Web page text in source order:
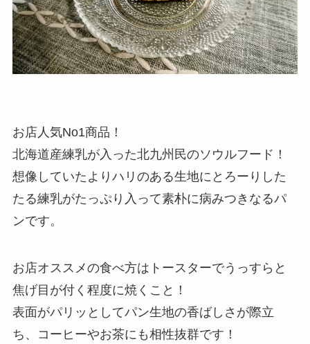
お店人気No1商品！
北海道産練乳が入った北九州民のソウルフード！
想像していたよりハリのある生地にとろーりした
たる練乳がたっぷり入って素朴に病みつきなるパ
ンです。
お店オススメの食べ方はトースターでうっすらと
焦げ目が付く程度に焼くこと！
表面がパリッとしてパン生地の香ばしさが際立
ち、コーヒーやお茶にも相性抜群です！